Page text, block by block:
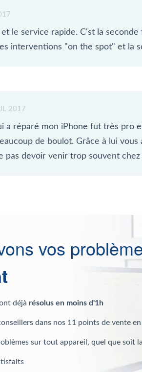
et le service rapide. C'st la seconde
interventions "on the spot" et la
2017
a réparé mon iPhone fut très pro
de boulot. Grâce à lui vous
pas devoir venir trop souvent chez
vos
déjà résolus en moins d'1h
dans nos 11 points de vente
sur tout appareil, quel que soit